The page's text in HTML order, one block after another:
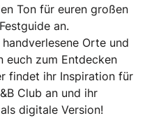
Ton für euren großen
an.
Orte und
euch zum Entdecken
findet ihr Inspiration für
Club an und ihr
digitale Version!